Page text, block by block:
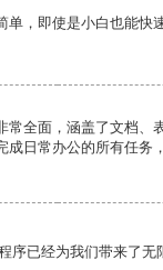
，即使是小白也能快
常全面，涵盖了文档、
日常办公的所有任务
序已经为我们带来了无